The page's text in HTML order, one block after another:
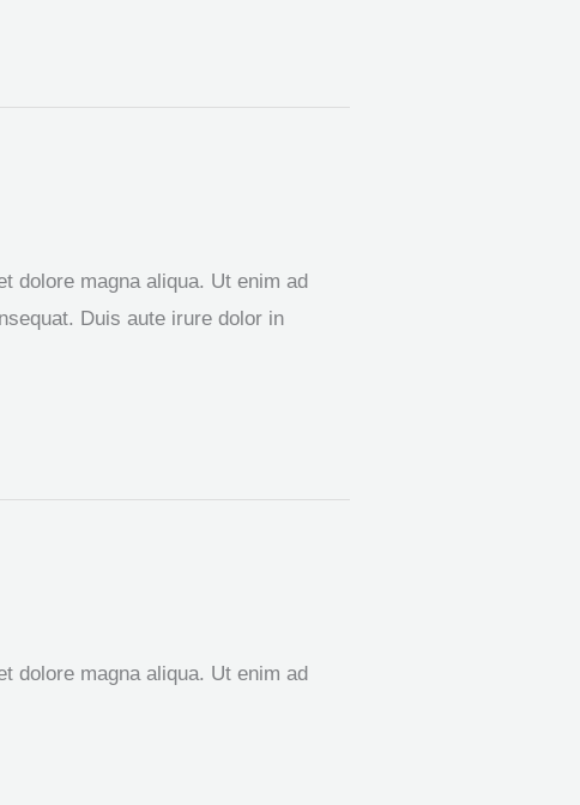
dolore magna aliqua. Ut enim ad
Duis aute irure dolor in
dolore magna aliqua. Ut enim ad